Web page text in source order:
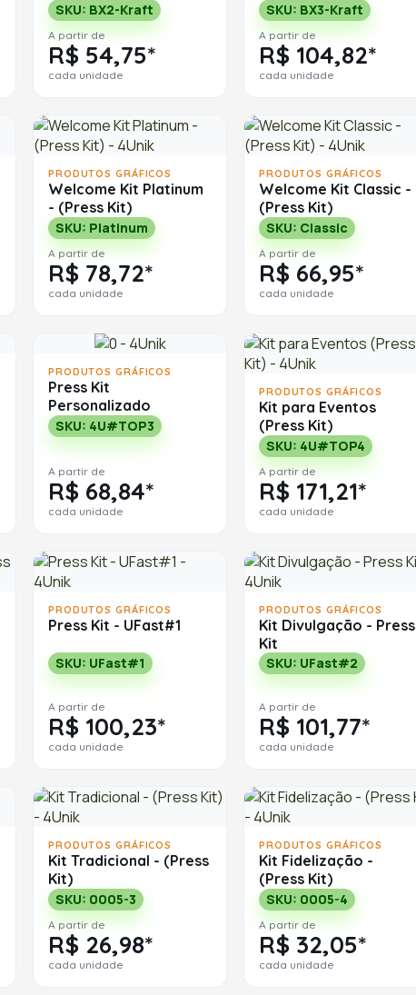
SKU: BX2-Kraft
A partir de
R$ 54,75*
cada unidade
SKU: BX3-Kraft
A partir de
R$ 104,82*
cada unidade
PRODUTOS GRÁFICOS
Welcome Kit Platinum
- (Press Kit)
SKU: Platinum
A partir de
R$ 78,72*
cada unidade
PRODUTOS GRÁFICOS
Welcome Kit Classic -
(Press Kit)
SKU: Classic
A partir de
R$ 66,95*
cada unidade
PRODUTOS GRÁFICOS
Press Kit
Personalizado
SKU: 4U#TOP3
A partir de
R$ 68,84*
cada unidade
PRODUTOS GRÁFICOS
Kit para Eventos
(Press Kit)
SKU: 4U#TOP4
A partir de
R$ 171,21*
cada unidade
PRODUTOS GRÁFICOS
Press Kit - UFast#1
SKU: UFast#1
A partir de
R$ 100,23*
cada unidade
PRODUTOS GRÁFICOS
Kit Divulgação - Press
Kit
SKU: UFast#2
A partir de
R$ 101,77*
cada unidade
PRODUTOS GRÁFICOS
Kit Tradicional - (Press
Kit)
SKU: 0005-3
A partir de
R$ 26,98*
cada unidade
PRODUTOS GRÁFICOS
Kit Fidelização -
(Press Kit)
SKU: 0005-4
A partir de
R$ 32,05*
cada unidade